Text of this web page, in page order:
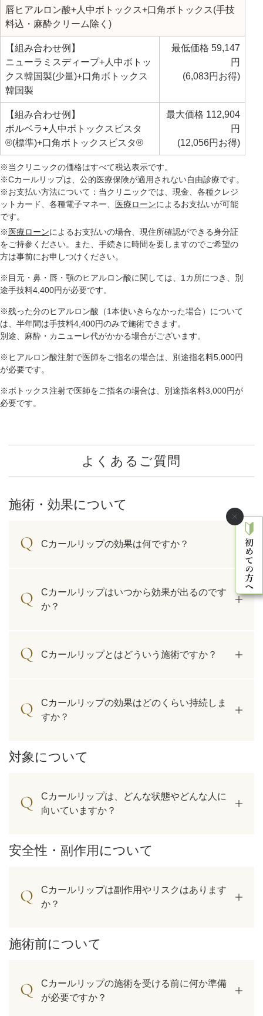
唇ヒアルロン酸+人中ボトックス+口角ボトックス(手技
料込・麻酔クリーム除く)
【組み合わせ例】
ニューラミスディープ+人中ボトッ
クス韓国製(少量)+口角ボトックス
韓国製
最低価格 59,147
円
(6,083円お得)
【組み合わせ例】
ボルベラ+人中ボトックスビスタ
®(標準)+口角ボトックスビスタ®
最大価格 112,904
円
(12,056円お得)
※当クリニックの価格はすべて税込表示です。
※Cカールリップは、公的医療保険が適用されない自由診療です。
※お支払い方法について：当クリニックでは、現金、各種クレジ
ットカード、各種電子マネー、
医療ローンによるお支払いが可能
です。
※ 医療ローンによるお支払いの場合、現住所確認ができる身分証
をご持参ください。また、手続きに時間を要しますのでご希望の
方は事前にお申しつけください。
※目元・鼻・唇・顎のヒアルロン酸に関しては、1カ所につき、別
途手技料4,400円が必要です。
※残った分のヒアルロン酸（1本使いきらなかった場合）について
は、半年間は手技料4,400円のみで施術できます。
別途、麻酔・カニューレ代がかかる場合がございます。
※ヒアルロン酸注射で医師をご指名の場合は、別途指名料5,000円
が必要です。
※ボトックス注射で医師をご指名の場合は、別途指名料3,000円が
必要です。
よくあるご質問
施術・効果について
Cカールリップの効果は何ですか？
Cカールリップはいつから効果が出るのです
か？
Cカールリップとはどういう施術ですか？
Cカールリップの効果はどのくらい持続しま
すか？
対象について
Cカールリップは、どんな状態やどんな人に
向いていますか？
安全性・副作用について
Cカールリップは副作用やリスクはあります
か？
施術前について
Cカールリップの施術を受ける前に何か準備
が必要ですか？